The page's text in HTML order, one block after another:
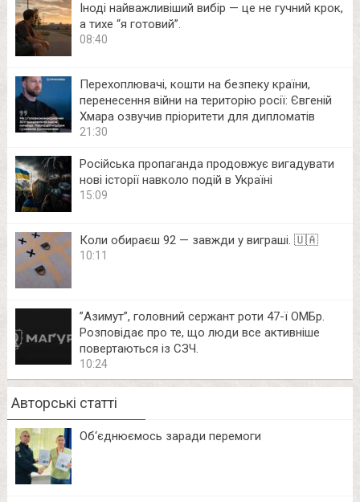
Іноді найважливіший вибір — це не гучний крок,
а тихе “я готовий”.
08:40
Перехоплювачі, кошти на безпеку країни,
перенесення війни на територію росії: Євгеній
Хмара озвучив пріоритети для дипломатів
21:30
Російська пропаганда продовжує вигадувати
нові історії навколо подій в Україні
15:09
Коли обираєш 92 — завжди у виграші. 🇺🇦
10:11
⁨”Азимут”, головний сержант роти 47-ї ОМБр.
Розповідає про те, що люди все активніше
повертаються із СЗЧ.
10:24
Авторські статті
Об‘єднюємось заради перемоги